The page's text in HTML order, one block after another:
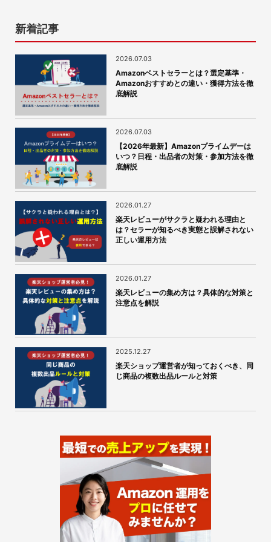
新着記事
2026.07.03
Amazonベストセラーとは？選定基準・
Amazonおすすめとの違い・獲得方法を徹
底解説
2026.07.03
【2026年最新】Amazonプライムデーは
いつ？日程・出品者の対策・参加方法を徹
底解説
2026.01.27
楽天レビューがサクラと疑われる理由と
は？セラーが知るべき実態と誤解されない
正しい運用方法
2026.01.27
楽天レビューの集め方は？具体的な対策と
注意点を解説
2025.12.27
楽天ショップ運営者が知っておくべき、同
じ商品の複数出品ルールと対策